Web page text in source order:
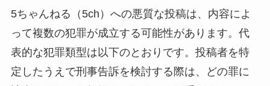
5ちゃんねる（5ch）への悪質な投稿は、内容によ
って複数の犯罪が成立する可能性があります。代
表的な犯罪類型は以下のとおりです。投稿者を特
定したうえで刑事告訴を検討する際は、どの罪に